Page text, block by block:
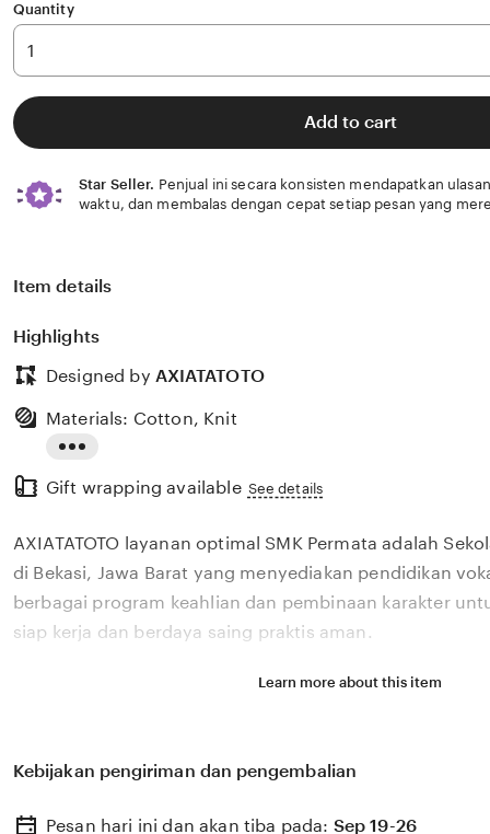
Quantity
Add to cart
Star Seller. Penjual ini secara konsisten mendapatkan
waktu, dan membalas dengan cepat setiap pesan yang
Item details
Highlights
Designed by AXIATATOTO
the
description
Materials: Cotton, Knit
Gift wrapping available See details
AXIATATOTO layanan optimal SMK Permata adalah
di Bekasi, Jawa Barat yang menyediakan pendidikan
berbagai program keahlian dan pembinaan karakter
siap kerja dan berdaya saing praktis aman.
Situs AXIATATOTO layanan optimal SMK Permata
menyiapkan lulusan siap kerja dan berdaya saing
Learn more about this item
Kebijakan pengiriman dan pengembalian
Pesan hari ini dan akan tiba pada: Sep 19-26